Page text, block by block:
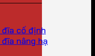
đĩa cố định
nâng hạ